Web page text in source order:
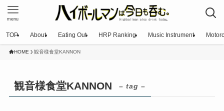
menu
TOP About Eating Out HRP Ranking Music Instrument
HOME 観音様食堂KANNON
観音様食堂KANNON – tag –